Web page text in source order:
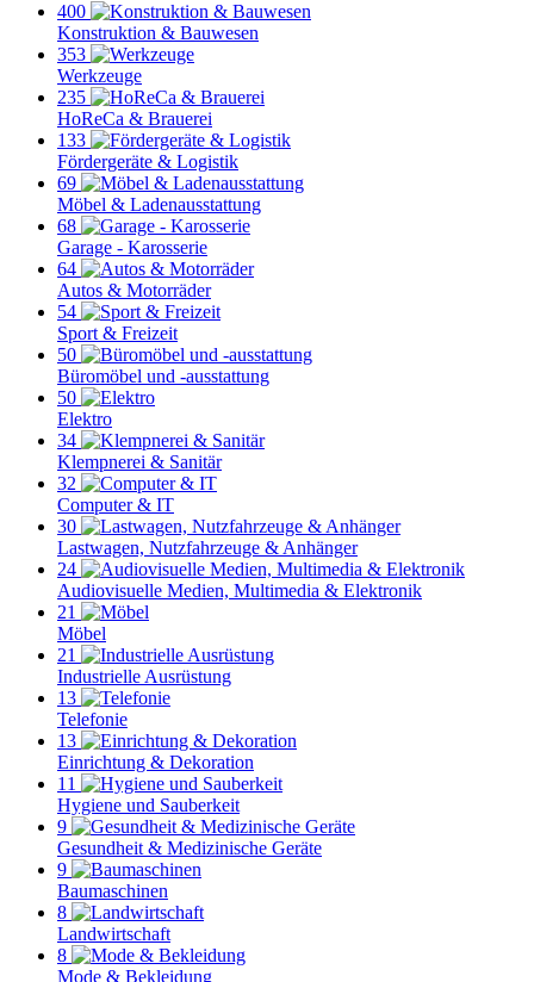
400
Konstruktion & Bauwesen
353
Werkzeuge
235
HoReCa & Brauerei
133
Fördergeräte & Logistik
69
Möbel & Ladenausstattung
68
Garage - Karosserie
64
Autos & Motorräder
54
Sport & Freizeit
50
Büromöbel und -ausstattung
50
Elektro
34
Klempnerei & Sanitär
32
Computer & IT
30
Lastwagen, Nutzfahrzeuge & Anhänger
24
Audiovisuelle Medien, Multimedia & Elektronik
21
Möbel
21
Industrielle Ausrüstung
13
Telefonie
13
Einrichtung & Dekoration
11
Hygiene und Sauberkeit
9
Gesundheit & Medizinische Geräte
9
Baumaschinen
8
Landwirtschaft
8
Mode & Bekleidung